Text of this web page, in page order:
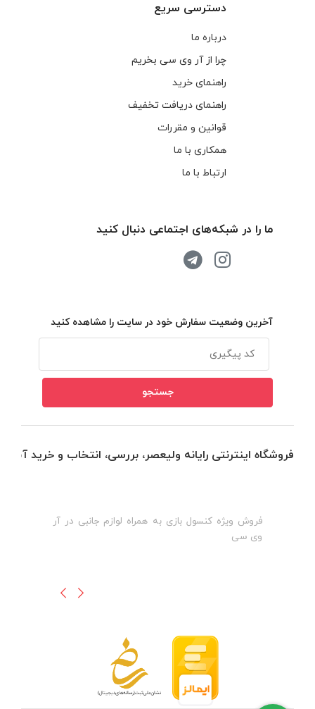
دسترسی سریع
درباره ما
چرا از آر وی سی بخریم
راهنمای خرید
راهنمای دریافت تخفیف
قوانین و مقررات
همکاری با ما
ارتباط با ما
ما را در شبکه‌های اجتماعی دنبال کنید
آخرین وضعیت سفارش خود در سایت را مشاهده کنید
فروشگاه اینترنتی رایانه ولیعصر، بررسی، انتخاب و خرید
فروش ویژه کنسول بازی به همراه لوازم جانبی در آر
وی سی